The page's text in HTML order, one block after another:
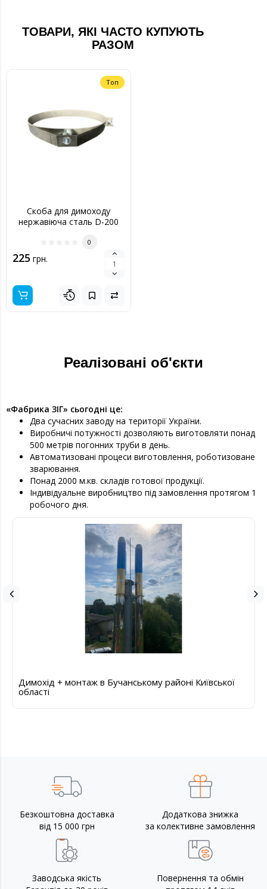
ТОВАРИ, ЯКІ ЧАСТО КУПУЮТЬ
РАЗОМ
Топ
Скоба для димоходу
нержавіюча сталь D-200
0
225 грн.
Реалізовані об'єкти
«Фабрика ЗІГ» сьогодні це:
Два сучасних заводу на території України.
Виробничі потужності дозволяють виготовляти понад
500 метрів погонних труби в день.
Автоматизовані процеси виготовлення, роботизоване
зварювання.
Понад 2000 м.кв. складів готової продукції.
Індивідуальне виробництво під замовлення протягом 1
робочого дня.
Димохід + монтаж в Бучанському районі Київської
області
Безкоштовна доставка
від 15 000 грн
Додаткова знижка
за колективне замовлення
Заводська якість
Повернення та обмін